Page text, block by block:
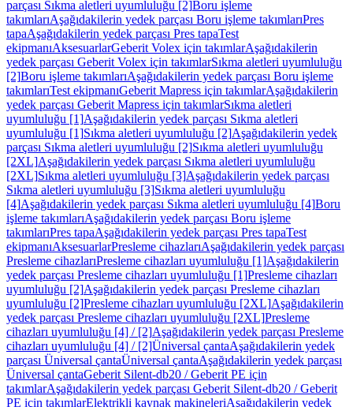
parçası Sıkma aletleri uyumluluğu [2]Boru işleme
takımlarıAşağıdakilerin yedek parçası Boru işleme takımlarıPres
tapaAşağıdakilerin yedek parçası Pres tapaTest
ekipmanıAksesuarlarGeberit Volex için takımlarAşağıdakilerin
yedek parçası Geberit Volex için takımlarSıkma aletleri uyumluluğu
[2]Boru işleme takımlarıAşağıdakilerin yedek parçası Boru işleme
takımlarıTest ekipmanıGeberit Mapress için takımlarAşağıdakilerin
yedek parçası Geberit Mapress için takımlarSıkma aletleri
uyumluluğu [1]Aşağıdakilerin yedek parçası Sıkma aletleri
uyumluluğu [1]Sıkma aletleri uyumluluğu [2]Aşağıdakilerin yedek
parçası Sıkma aletleri uyumluluğu [2]Sıkma aletleri uyumluluğu
[2XL]Aşağıdakilerin yedek parçası Sıkma aletleri uyumluluğu
[2XL]Sıkma aletleri uyumluluğu [3]Aşağıdakilerin yedek parçası
Sıkma aletleri uyumluluğu [3]Sıkma aletleri uyumluluğu
[4]Aşağıdakilerin yedek parçası Sıkma aletleri uyumluluğu [4]Boru
işleme takımlarıAşağıdakilerin yedek parçası Boru işleme
takımlarıPres tapaAşağıdakilerin yedek parçası Pres tapaTest
ekipmanıAksesuarlarPresleme cihazlarıAşağıdakilerin yedek parçası
Presleme cihazlarıPresleme cihazları uyumluluğu [1]Aşağıdakilerin
yedek parçası Presleme cihazları uyumluluğu [1]Presleme cihazları
uyumluluğu [2]Aşağıdakilerin yedek parçası Presleme cihazları
uyumluluğu [2]Presleme cihazları uyumluluğu [2XL]Aşağıdakilerin
yedek parçası Presleme cihazları uyumluluğu [2XL]Presleme
cihazları uyumluluğu [4] / [2]Aşağıdakilerin yedek parçası Presleme
cihazları uyumluluğu [4] / [2]Üniversal çantaAşağıdakilerin yedek
parçası Üniversal çantaÜniversal çantaAşağıdakilerin yedek parçası
Üniversal çantaGeberit Silent-db20 / Geberit PE için
takımlarAşağıdakilerin yedek parçası Geberit Silent-db20 / Geberit
PE için takımlarElektrikli kaynak makineleriAşağıdakilerin yedek